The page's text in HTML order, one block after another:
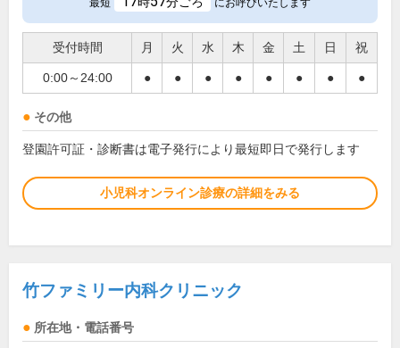
最短 にお呼びいたします
受付時間 月 火 水 木 金 土 日 祝
0:00～24:00 ● ● ● ● ● ● ● ●
その他
登園許可証・診断書は電子発行により最短即日で発行します
小児科オンライン診療の詳細をみる
竹ファミリー内科クリニック
所在地・電話番号